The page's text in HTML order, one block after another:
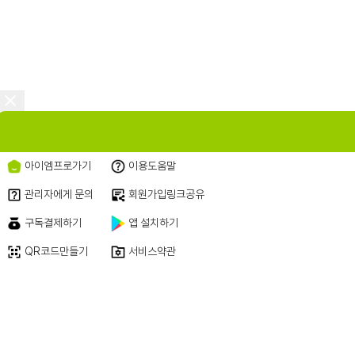
아이엠프로가기 이용도움말
관리자에게 문의 회원가입링크공유
구독결제하기 앱 설치하기
QR코드만들기 서비스약관